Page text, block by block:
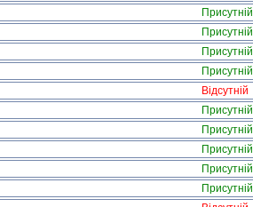
Присутній
Присутній
Присутній
Присутній
Відсутній
Присутній
Присутній
Присутній
Присутній
Присутній